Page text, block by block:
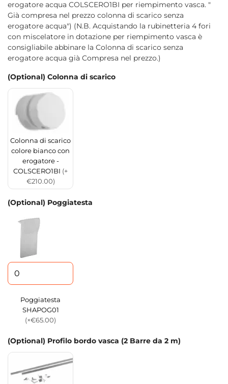
erogatore acqua COLSCERO1BI per riempimento vasca. "
Già compresa nel prezzo colonna di scarico senza
erogatore acqua") (N.B. Acquistando la rubinetteria 4 fori
con miscelatore in dotazione per riempimento vasca è
consigliabile abbinare la Colonna di scarico senza
erogatore acqua già Compresa nel prezzo.)
(Optional) Colonna di scarico
Colonna di scarico
colore bianco con
erogatore -
COLSCERO1BI (+
€210.00)
(Optional) Poggiatesta
Poggiatesta
SHAPOG01
(×€65.00)
(Optional) Profilo bordo vasca (2 Barre da 2 m)